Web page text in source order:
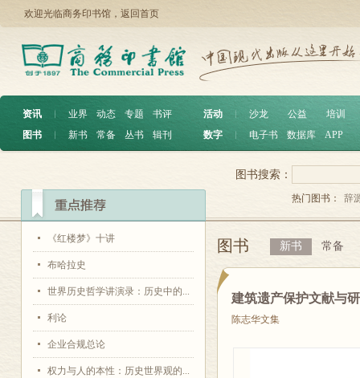
欢迎光临商务印书馆， 返回首页
资讯 ︱ 业界 动态 专题
书评
图书
︱ 新书 常备 丛书 辑刊
活动 沙龙 公益
培训
数字
电子书 数据库 APP
《红楼梦》十讲
布哈拉史
世界历史哲学讲演录：历史中的...
利论
企业合规总论
权力与人的本性：历史世界观的...
图书搜索：
热门图书： 辞
图书 新书 常备
建筑遗产保护文献与
陈志华文集